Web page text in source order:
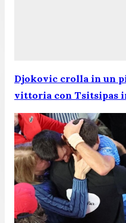
Djokovic crolla in un
vittoria con Tsitsipas